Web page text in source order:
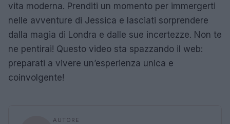
vita moderna. Prenditi un momento per immergerti
nelle avventure di Jessica e lasciati sorprendere
dalla magia di Londra e dalle sue incertezze. Non te
ne pentirai! Questo video sta spazzando il web:
preparati a vivere un’esperienza unica e
coinvolgente!
AUTORE